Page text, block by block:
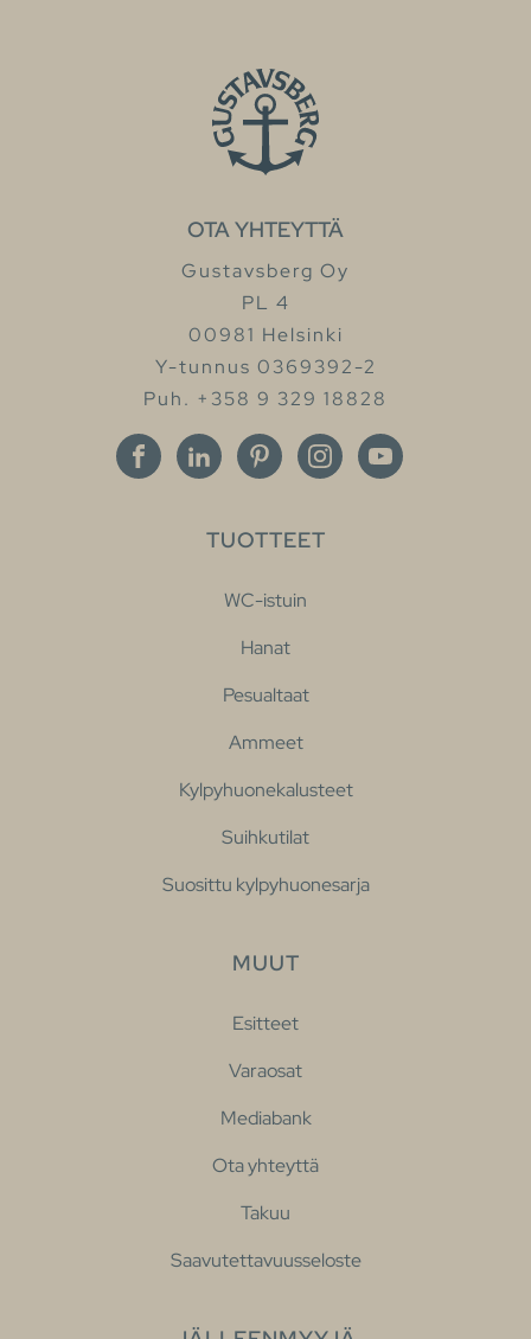
OTA YHTEYTTÄ
Gustavsberg Oy
PL 4
00981 Helsinki
Y-tunnus 0369392-2
Puh. +358 9 329 18828
TUOTTEET
WC-istuin
Hanat
Pesualtaat
Ammeet
Kylpyhuonekalusteet
Suihkutilat
Suosittu kylpyhuonesarja
MUUT
Esitteet
Varaosat
Mediabank
Ota yhteyttä
Takuu
Saavutettavuusseloste